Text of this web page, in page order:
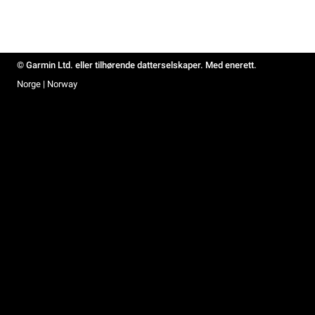
© Garmin Ltd. eller tilhørende datterselskaper. Med enerett.
Norge | Norway